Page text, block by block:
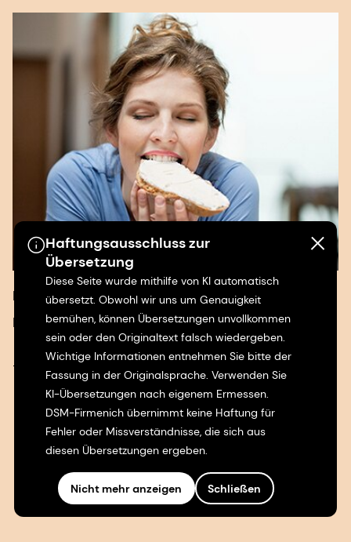
Pektin
Entdecken Sie unten unser Pektin.
Pektin
Haftungsausschluss zur
Übersetzung
Diese Seite wurde mithilfe von KI automatisch
übersetzt. Obwohl wir uns um Genauigkeit
bemühen, können Übersetzungen unvollkommen
sein oder den Originaltext falsch wiedergeben.
Wichtige Informationen entnehmen Sie bitte der
Fassung in der Originalsprache. Verwenden Sie
KI-Übersetzungen nach eigenem Ermessen.
DSM-Firmenich übernimmt keine Haftung für
Fehler oder Missverständnisse, die sich aus
diesen Übersetzungen ergeben.
Nicht mehr anzeigen Schließen